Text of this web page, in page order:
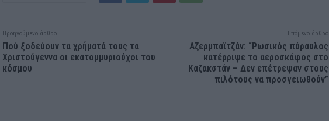
Προηγούμενο άρθρο
Πού ξοδεύουν τα χρήματά τους τα
Χριστούγεννα οι εκατομμυριούχοι του
κόσμου
Επόμενο άρθρο
Αζερμπαϊτζάν: “Ρωσικός πύραυλος
κατέρριψε το αεροσκάφος στο
Καζακστάν – Δεν επέτρεψαν στους
πιλότους να προσγειωθούν”